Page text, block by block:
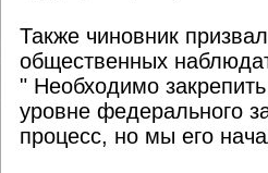
Также чиновник
общественных
" Необходимо
уровне федерального
процесс, но мы его